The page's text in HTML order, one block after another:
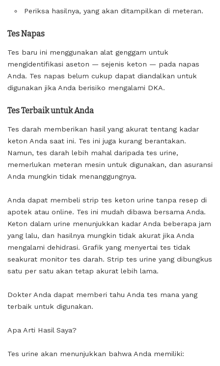
Periksa hasilnya, yang akan ditampilkan di meteran.
Tes Napas
Tes baru ini menggunakan alat genggam untuk
mengidentifikasi aseton — sejenis keton — pada napas
Anda. Tes napas belum cukup dapat diandalkan untuk
digunakan jika Anda berisiko mengalami DKA.
Tes Terbaik untuk Anda
Tes darah memberikan hasil yang akurat tentang kadar
keton Anda saat ini. Tes ini juga kurang berantakan.
Namun, tes darah lebih mahal daripada tes urine,
memerlukan meteran mesin untuk digunakan, dan asuransi
Anda mungkin tidak menanggungnya.
Anda dapat membeli strip tes keton urine tanpa resep di
apotek atau online. Tes ini mudah dibawa bersama Anda.
Keton dalam urine menunjukkan kadar Anda beberapa jam
yang lalu, dan hasilnya mungkin tidak akurat jika Anda
mengalami dehidrasi. Grafik yang menyertai tes tidak
seakurat monitor tes darah. Strip tes urine yang dibungkus
satu per satu akan tetap akurat lebih lama.
Dokter Anda dapat memberi tahu Anda tes mana yang
terbaik untuk digunakan.
Apa Arti Hasil Saya?
Tes urine akan menunjukkan bahwa Anda memiliki: